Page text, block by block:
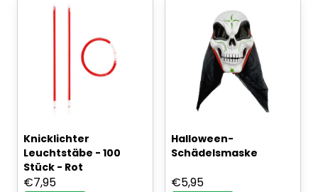
Knicklichter
Leuchtstäbe - 100
Stück - Rot
€7,95
Halloween-
Schädelsmaske
€5,95